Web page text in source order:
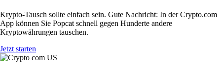
Krypto-Tausch sollte einfach sein. Gute Nachricht: In der Crypto.com
App können Sie Popcat schnell gegen Hunderte andere
Kryptowährungen tauschen.
Jetzt starten